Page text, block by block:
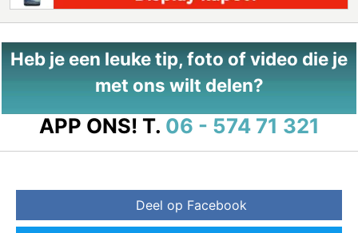
Heb je een leuke tip, foto of video die je
met ons wilt delen?
APP ONS! T. 06 - 574 71 321
Deel op Facebook